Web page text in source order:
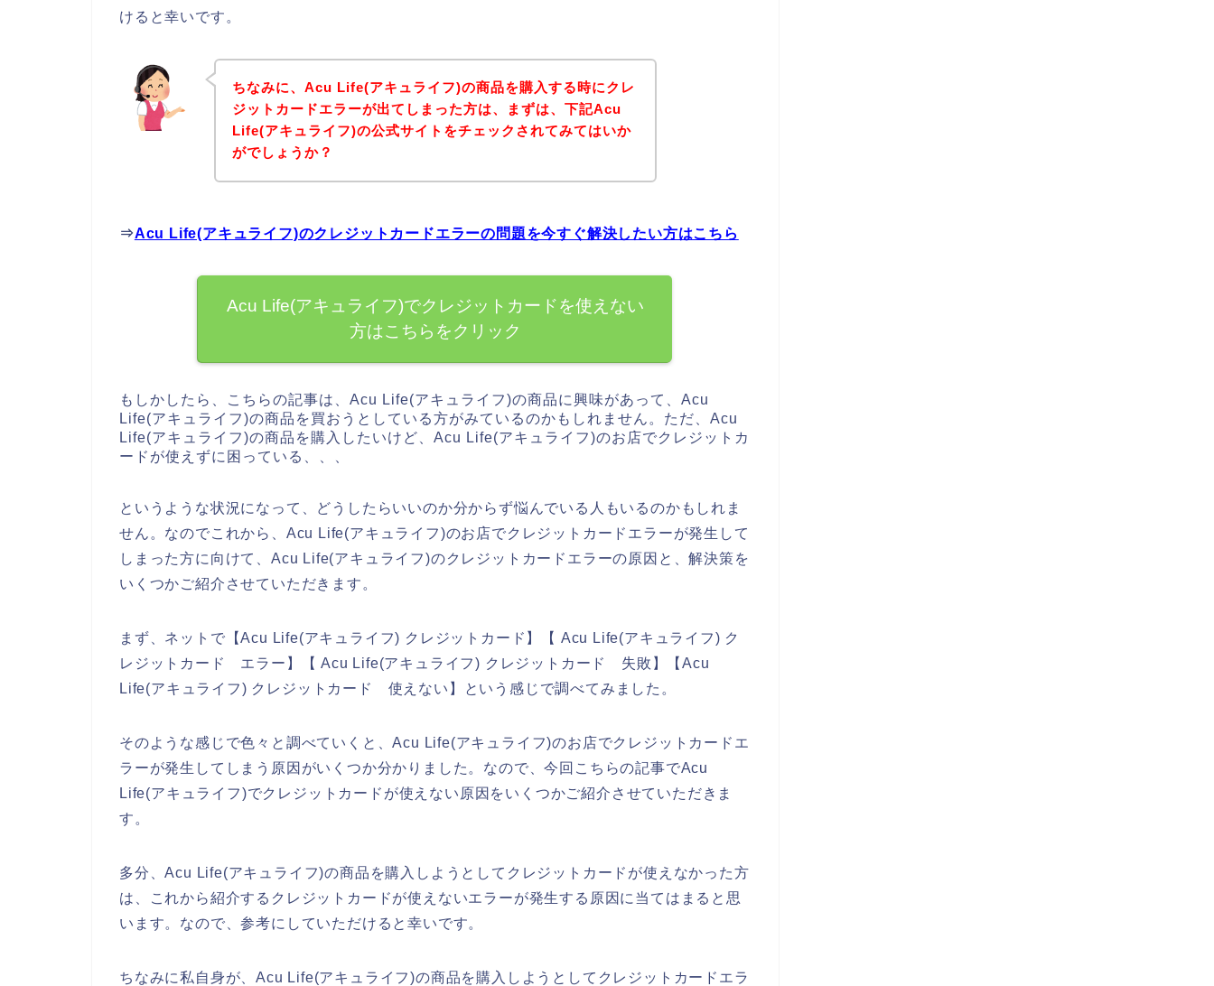
けると幸いです。
ちなみに、Acu Life(アキュライフ)の商品を購入する時にクレ
ジットカードエラーが出てしまった方は、まずは、下記Acu
Life(アキュライフ)の公式サイトをチェックされてみてはいか
がでしょうか？
⇒Acu Life(アキュライフ)のクレジットカードエラーの問題を今すぐ解決したい方はこちら
Acu Life(アキュライフ)でクレジットカードを使えない
方はこちらをクリック
もしかしたら、こちらの記事は、Acu Life(アキュライフ)の商品に興味があって、Acu
Life(アキュライフ)の商品を買おうとしている方がみているのかもしれません。ただ、Acu
Life(アキュライフ)の商品を購入したいけど、Acu Life(アキュライフ)のお店でクレジットカ
ードが使えずに困っている、、、
というような状況になって、どうしたらいいのか分からず悩んでいる人もいるのかもしれま
せん。なのでこれから、Acu Life(アキュライフ)のお店でクレジットカードエラーが発生して
しまった方に向けて、Acu Life(アキュライフ)のクレジットカードエラーの原因と、解決策を
いくつかご紹介させていただきます。
まず、ネットで【Acu Life(アキュライフ) クレジットカード】【 Acu Life(アキュライフ) ク
レジットカード エラー】【 Acu Life(アキュライフ) クレジットカード 失敗】【Acu
Life(アキュライフ) クレジットカード 使えない】という感じで調べてみました。
そのような感じで色々と調べていくと、Acu Life(アキュライフ)のお店でクレジットカードエ
ラーが発生してしまう原因がいくつか分かりました。なので、今回こちらの記事でAcu
Life(アキュライフ)でクレジットカードが使えない原因をいくつかご紹介させていただきま
す。
多分、Acu Life(アキュライフ)の商品を購入しようとしてクレジットカードが使えなかった方
は、これから紹介するクレジットカードが使えないエラーが発生する原因に当てはまると思
います。なので、参考にしていただけると幸いです。
ちなみに私自身が、Acu Life(アキュライフ)の商品を購入しようとしてクレジットカードエラ